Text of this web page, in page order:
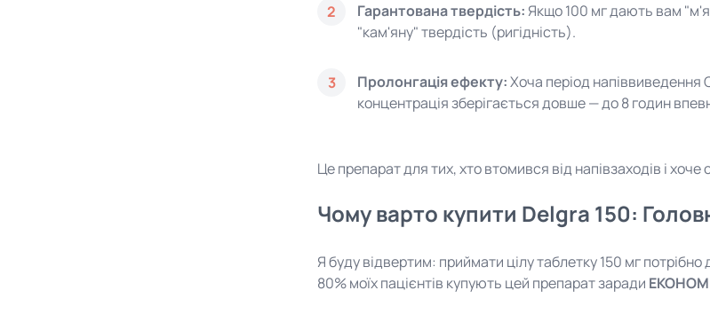
2 Гарантована твердість: Якщо 100 мг дають вам
"кам'яну" твердість (ригідність).
3 Пролонгація ефекту:Хоча період напіввиведення
концентрація зберігається довше — до 8 годин
Це препарат для тих, хто втомився від напівзаходів і
Чому варто купити Delgra 150:
Я буду відвертим: приймати цілу таблетку 150 мг
80% моїх пацієнтів купують цей препарат заради